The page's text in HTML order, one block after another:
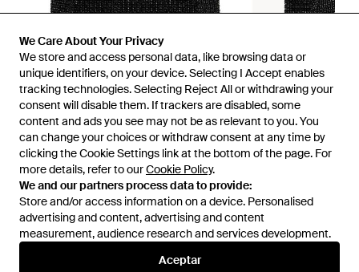
We Care About Your Privacy
We store and access personal data, like browsing data or
unique identifiers, on your device. Selecting I Accept enables
tracking technologies. Selecting Reject All or withdrawing your
consent will disable them. If trackers are disabled, some
content and ads you see may not be as relevant to you. You
can change your choices or withdraw consent at any time by
clicking the Cookie Settings link at the bottom of the page. For
more details, refer to ourCookie Policy.
We and our partners process data to provide:
Store and/or access information on a device. Personalised
advertising and content, advertising and content
measurement, audience research and services development.
Aceptar
Disponible anteriormente en:YOOX